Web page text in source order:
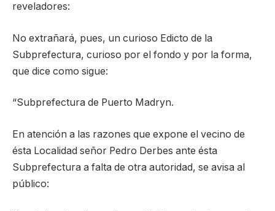
reveladores:
No extrañará, pues, un curioso Edicto de la
Subprefectura, curioso por el fondo y por la forma,
que dice como sigue:
“Subprefectura de Puerto Madryn.
En atención a las razones que expone el vecino de
ésta Localidad señor Pedro Derbes ante ésta
Subprefectura a falta de otra autoridad, se avisa al
público: